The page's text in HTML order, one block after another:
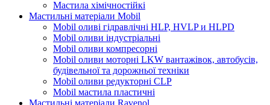
Мастила хімічностійкі
Мастильні матеріали Mobil
Mobil оливі гідравлічні HLP, HVLP и HLPD
Mobil оливи індустріальні
Mobil оливи компресорні
Mobil оливи моторні LKW вантажівок, автобусів,
будівельної та дорожньої техніки
Mobil оливи редукторні CLP
Mobil мастила пластичні
Мастильні матеріали Ravenol